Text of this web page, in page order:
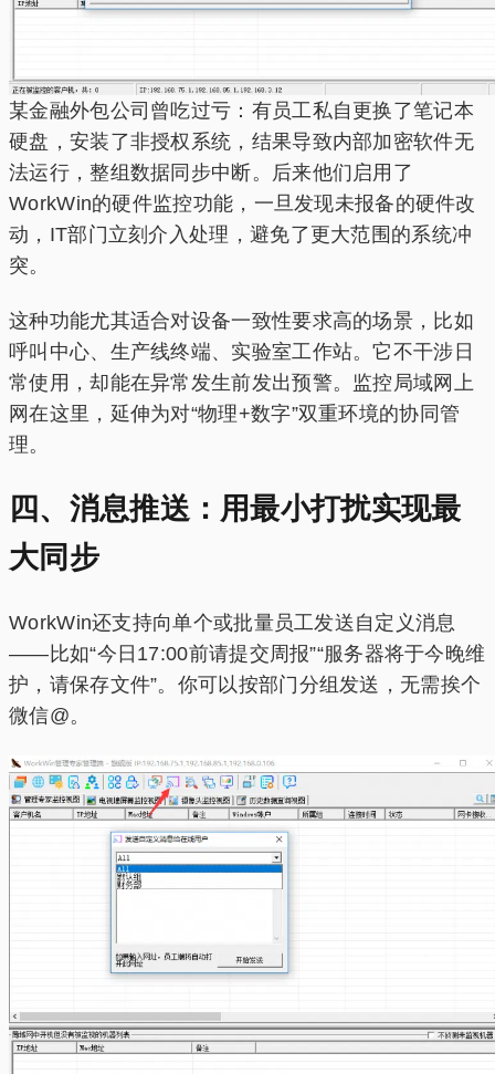
某金融外包公司曾吃过亏：有员工私自更换了笔记本
硬盘，安装了非授权系统，结果导致内部加密软件无
法运行，整组数据同步中断。后来他们启用了
WorkWin的硬件监控功能，一旦发现未报备的硬件改
动，IT部门立刻介入处理，避免了更大范围的系统冲
突。
这种功能尤其适合对设备一致性要求高的场景，比如
呼叫中心、生产线终端、实验室工作站。它不干涉日
常使用，却能在异常发生前发出预警。监控局域网上
网在这里，延伸为对“物理+数字”双重环境的协同管
理。
四、消息推送：用最小打扰实现最
大同步
WorkWin还支持向单个或批量员工发送自定义消息
——比如“今日17:00前请提交周报”“服务器将于今晚维
护，请保存文件”。你可以按部门分组发送，无需挨个
微信@。